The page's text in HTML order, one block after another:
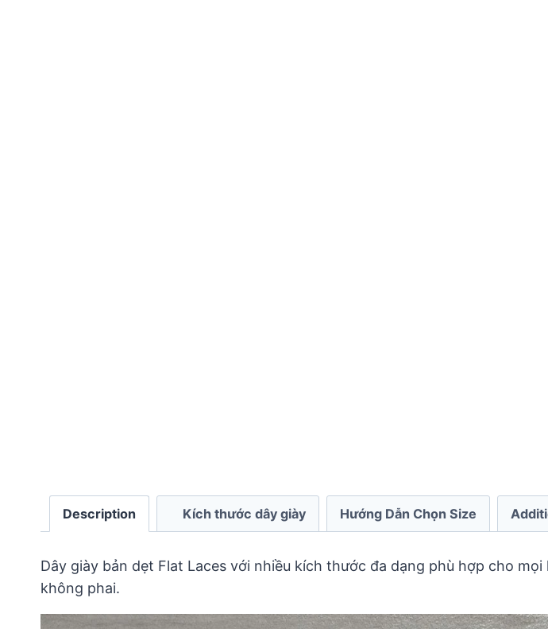
Description Kích thước dây giày Hướng Dẫn Chọn Size
Dây giày bản dẹt Flat Laces với nhiều kích thước đa dạng phù hợp cho
không phai.